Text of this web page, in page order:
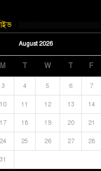
August 2026
M T W T F
3 4 5 6 7
10 11 12 13 14
17 18 19 20 21
24 25 26 27 28
31